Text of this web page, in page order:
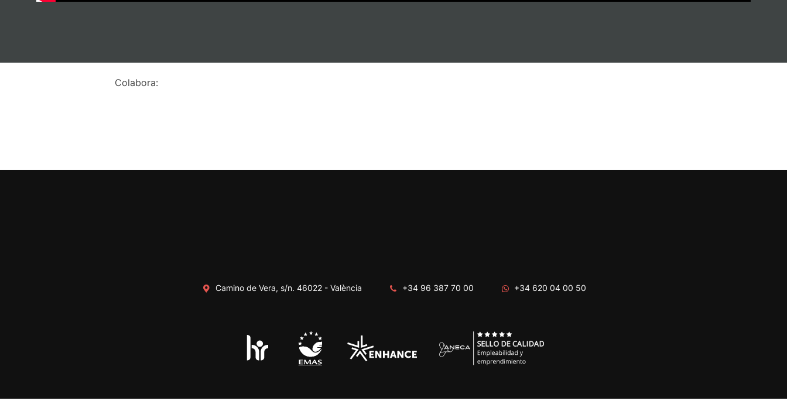
Colabora:
Camino de Vera, s/n. 46022 - València +34 96 387 70 00 +34 620 04 00 50